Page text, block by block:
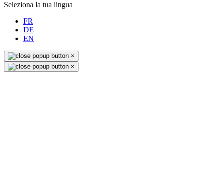
Seleziona la tua lingua
FR
DE
EN
×
×